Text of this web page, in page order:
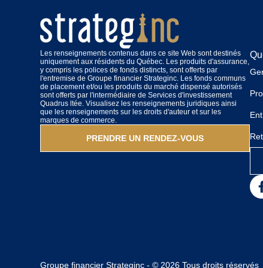
Les renseignements contenus dans ce site Web sont destinés
uniquement aux résidents du Québec. Les produits d'assurance,
y compris les polices de fonds distincts, sont offerts par
l'entremise de Groupe financier Strateginc. Les fonds communs
de placement et/ou les produits du marché dispensé autorisés
sont offerts par l'intermédiaire de Services d'investissement
Quadrus ltée. Visualisez les renseignements juridiques ainsi
que les renseignements sur les droits d'auteur et sur les
marques de commerce.
PRENDRE UN RENDEZ-VOUS
Groupe financier Strateginc - © 2026 Tous droits réservés